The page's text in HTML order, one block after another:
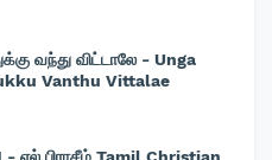
வந்து விட்டாலே - Unga
Vanthu Vittalae